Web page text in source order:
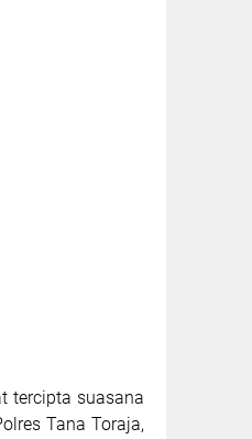
tercipta suasana
Tana Toraja,